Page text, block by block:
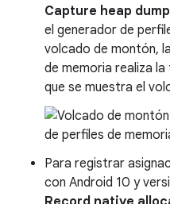
Capture heap dump
el generador de
volcado de montón,
de memoria realiza
que se muestra el
Para registrar
con Android 10 y